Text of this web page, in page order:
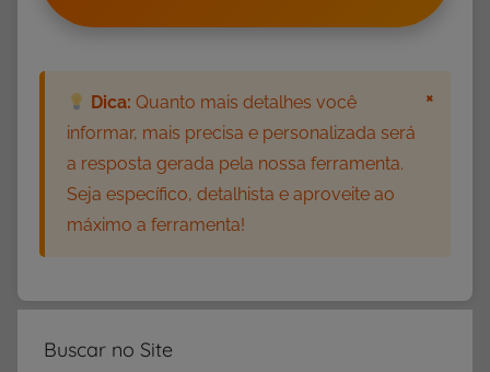
Dica: Quanto mais detalhes você
informar, mais precisa e personalizada será
a resposta gerada pela nossa ferramenta.
Seja específico, detalhista e aproveite ao
máximo a ferramenta!
×
Buscar no Site